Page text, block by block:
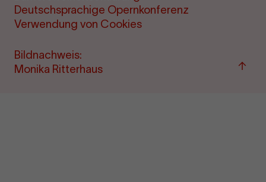
Deutschsprachige Opernkonferenz
Verwendung von Cookies
Bildnachweis:
Monika Ritterhaus
Zum